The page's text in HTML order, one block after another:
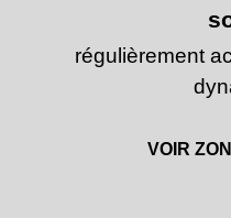
régulièrement
VOIR